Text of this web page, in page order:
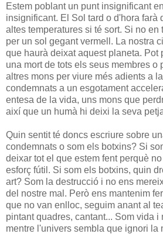
Estem poblant un punt insignificant
insignificant. El Sol tard o d'hora farà
altes temperatures si té sort. Si no en
per un sol gegant vermell. La nostra
que haurà deixat aquest planeta. Pot
una mort de tots els seus membres o
altres mons per viure més adients a
condemnats a un esgotament
entesa de la vida, uns mons que
així que un humà hi deixi la seva
Quin sentit té doncs escriure sobre
condemnats o som els botxins? Si
deixar tot el que estem fent perquè
esforç fútil. Si som els botxins, quin
art? Som la destrucció i no ens
del nostre mal. Però ens mantenim
que no van enlloc, seguim anant al
pintant quadres, cantant... Som vida i
mentre l'univers sembla que ignori la